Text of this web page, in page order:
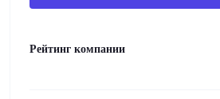
Рейтинг компании